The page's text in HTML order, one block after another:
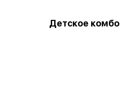
Детское комбо